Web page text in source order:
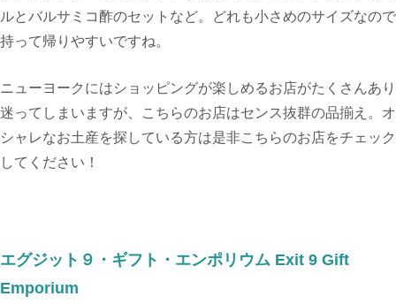
ルとバルサミコ酢のセットなど。どれも小さめのサイズなので
持って帰りやすいですね。
ニューヨークにはショッピングが楽しめるお店がたくさんあり
迷ってしまいますが、こちらのお店はセンス抜群の品揃え。オ
シャレなお土産を探している方は是非こちらのお店をチェック
してください！
エグジット９・ギフト・エンポリウム Exit 9 Gift
Emporium